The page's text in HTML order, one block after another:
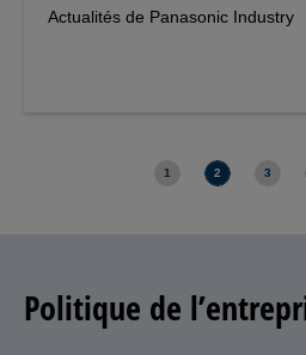
Actualités de Panasonic Industry
1 2 3
Politique de